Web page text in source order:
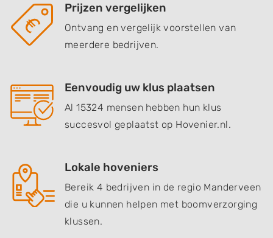
Prijzen vergelijken
Ontvang en vergelijk voorstellen van
meerdere bedrijven.
Eenvoudig uw klus plaatsen
Al 15324 mensen hebben hun klus
succesvol geplaatst op Hovenier.nl.
Lokale hoveniers
Bereik 4 bedrijven in de regio Manderveen
die u kunnen helpen met boomverzorging
klussen.